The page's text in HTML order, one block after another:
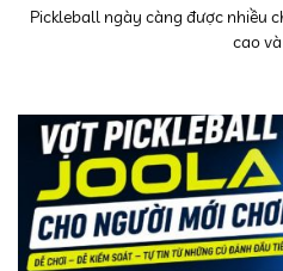
Pickleball ngày càng được nhiều
cao và